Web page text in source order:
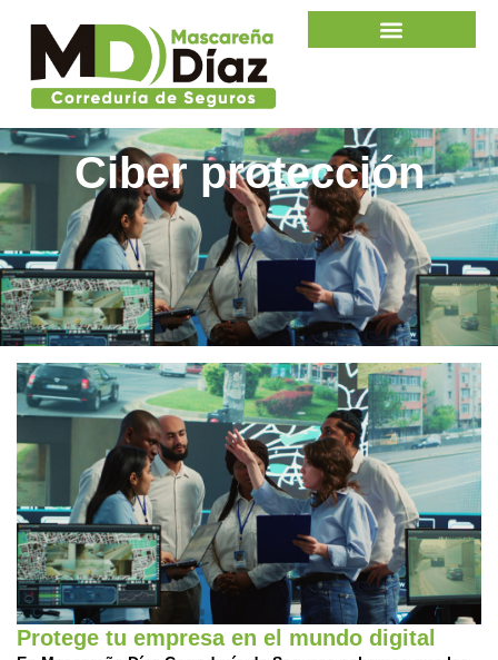
Ciber protección
Protege tu empresa en el mundo digital